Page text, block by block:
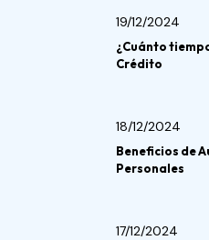
19/12/2024
¿Cuánto
Crédito
18/12/2024
Beneficios de
Personales
17/12/2024